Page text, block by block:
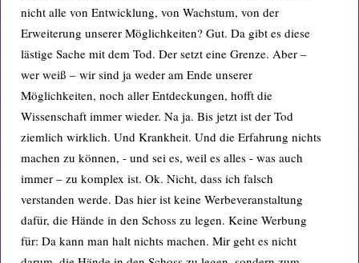
nicht alle von Entwicklung, von Wachstum, von der
Erweiterung unserer Möglichkeiten? Gut. Da gibt es diese
lästige Sache mit dem Tod. Der setzt eine Grenze. Aber –
wer weiß – wir sind ja weder am Ende unserer
Möglichkeiten, noch aller Entdeckungen, hofft die
Wissenschaft immer wieder. Na ja. Bis jetzt ist der Tod
ziemlich wirklich. Und Krankheit. Und die Erfahrung nichts
machen zu können, - und sei es, weil es alles - was auch
immer – zu komplex ist. Ok. Nicht, dass ich falsch
verstanden werde. Das hier ist keine Werbeveranstaltung
dafür, die Hände in den Schoss zu legen. Keine Werbung
für: Da kann man halt nichts machen. Mir geht es nicht